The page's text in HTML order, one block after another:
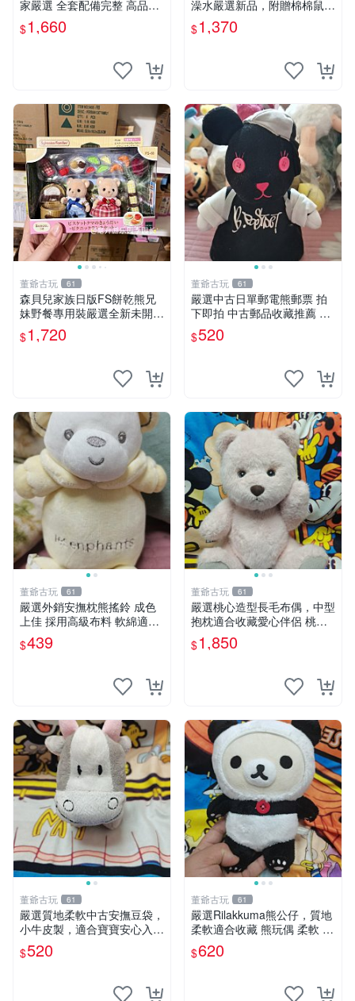
家嚴選 全套配備完整 高品質
收藏好物 紋章 玩具熊 定制熊
$1,660
澡水嚴選新品，附贈棉棉鼠媽
媽與嬰兒及配件。-paper盒
裝，輕便設計方便攜帶。 棉
$1,370
董爺古玩 61
森貝兒家族日版FS餅乾熊兄
妹野餐專用裝嚴選全新未開
封，包含兩組大童款紙盒裝，
適合收藏與分享。 餅乾熊兄
$1,720
董爺古玩 61
嚴選中古日單郵電熊郵票 拍
下即拍 中古郵品收藏推薦 郵
票 郵電熊 日本
$520
董爺古玩 61
嚴選外銷安撫枕熊搖鈴 成色
上佳 採用高級布料 軟綿適合
收藏 安心選購 安撫枕 熊玩具
搖鈴
$439
董爺古玩 61
嚴選桃心造型長毛布偶，中型
抱枕適合收藏愛心伴侶 桃心
抱枕 布娃娃 猛咬布偶
$1,850
董爺古玩 61
嚴選質地柔軟中古安撫豆袋，
小牛皮製，適合寶寶安心入
眠。 安撫豆袋 小牛皮 寶寶安
撫
$520
董爺古玩 61
嚴選Rilakkuma熊公仔，質地
柔軟適合收藏 熊玩偶 柔軟 公
仔 收藏
$620